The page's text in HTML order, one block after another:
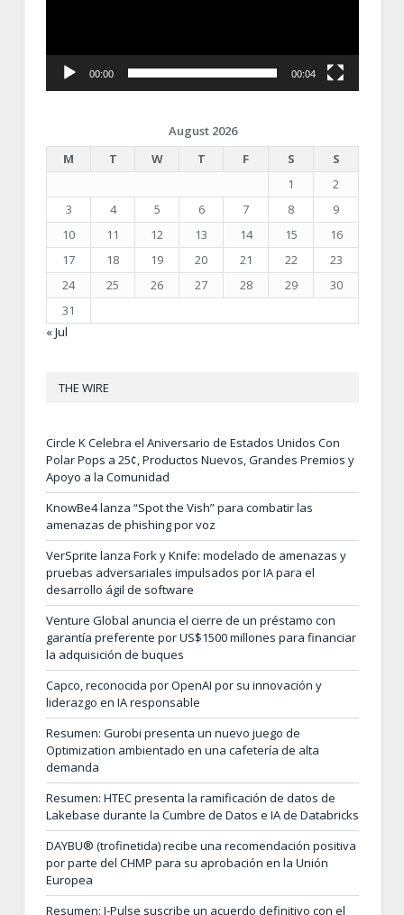
00:00 00:04
August 2026
M
T W T F S
S
1
2
3
4 5 6 7 8
9
10
11 12 13 14 15
16
17
18 19 20 21 22
23
24
25 26 27 28 29
30
31
« Jul
THE WIRE
Circle K Celebra el Aniversario de Estados Unidos Con
Polar Pops a 25¢, Productos Nuevos, Grandes Premios y
Apoyo a la Comunidad
KnowBe4 lanza “Spot the Vish” para combatir las
amenazas de phishing por voz
VerSprite lanza Fork y Knife: modelado de amenazas y
pruebas adversariales impulsados por IA para el
desarrollo ágil de software
Venture Global anuncia el cierre de un préstamo con
garantía preferente por US$1500 millones para financiar
la adquisición de buques
Capco, reconocida por OpenAI por su innovación y
liderazgo en IA responsable
Resumen: Gurobi presenta un nuevo juego de
Optimization ambientado en una cafetería de alta
demanda
Resumen: HTEC presenta la ramificación de datos de
Lakebase durante la Cumbre de Datos e IA de Databricks
DAYBU® (trofinetida) recibe una recomendación positiva
por parte del CHMP para su aprobación en la Unión
Europea
Resumen: I-Pulse suscribe un acuerdo definitivo con el